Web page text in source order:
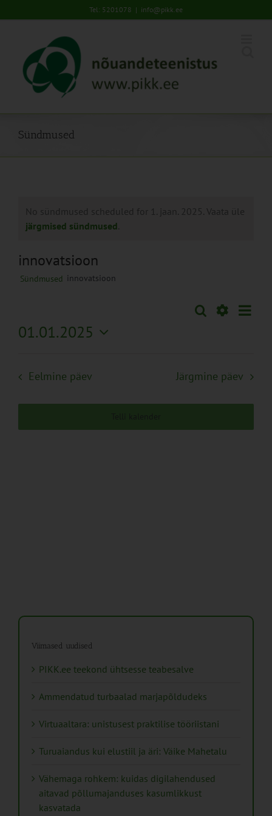
to
Tel: 5201078 | info@pikk.ee
Sündmused
No sündmused scheduled for 1. jaan. 2025. Vaata üle
järgmised sündmused
innovatsioon
Sündmused innovatsioon
Sündmused
Navigation
Otsi Päev
01.01.2025
Eelmine päev Järgmine päev
Viimased uudised
PIKK.ee teekond ühtsesse teabesalve
Ammendatud turbaalad marjapõldudeks
Virtuaaltara: unistusest praktilise tööriistani
Turuaiandus kui elustiil ja äri: Väike Mahetalu
Vähemaga rohkem: kuidas digilahendused
aitavad põllumajanduses kasumlikkust
kasvatada